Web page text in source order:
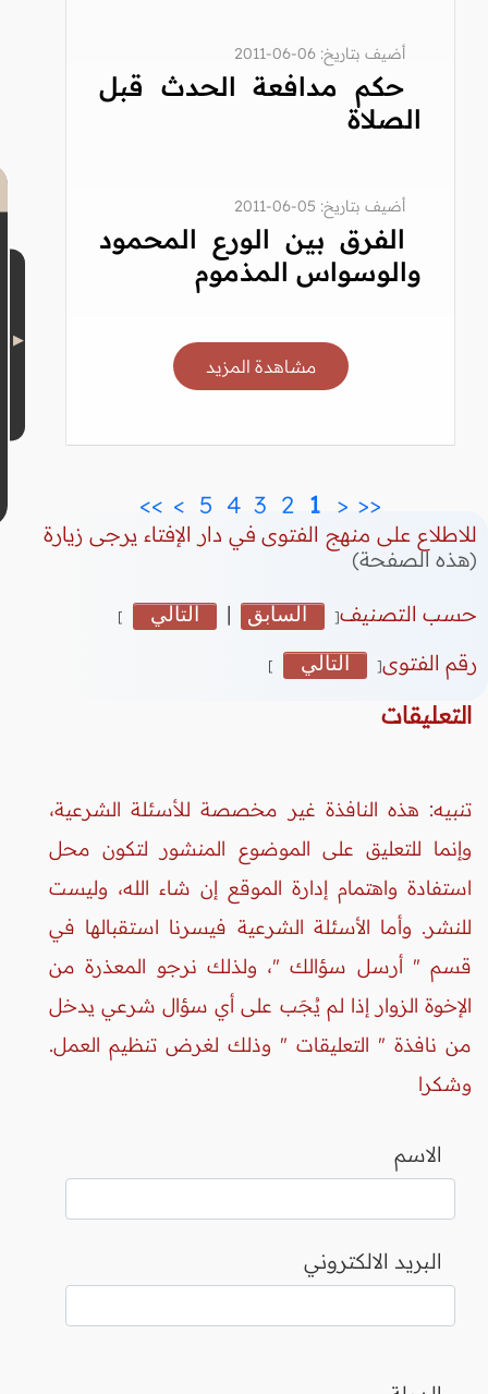
أضيف بتاريخ: 06-06-2011
حكم مدافعة الحدث قبل
الصلاة
أضيف بتاريخ: 05-06-2011
الفرق بين الورع المحمود
والوسواس المذموم
مشاهدة المزيد
<<
<
4
>
>>
للاطلاع على منهج الفتوى في دار الإفتاء يرجى زيارة
(هذه الصفحة)
حسب التصنيف[ السابق | التالي ]
رقم الفتوى[ التالي ]
التعليقات
تنبيه: هذه النافذة غير مخصصة للأسئلة الشرعية،
وإنما للتعليق على الموضوع المنشور لتكون محل
استفادة واهتمام إدارة الموقع إن شاء الله، وليست
للنشر. وأما الأسئلة الشرعية فيسرنا استقبالها في
قسم " أرسل سؤالك "، ولذلك نرجو المعذرة من
الإخوة الزوار إذا لم يُجَب على أي سؤال شرعي يدخل
من نافذة " التعليقات " وذلك لغرض تنظيم العمل.
وشكرا
الاسم
البريد الالكتروني